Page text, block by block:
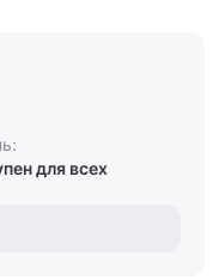
для всех